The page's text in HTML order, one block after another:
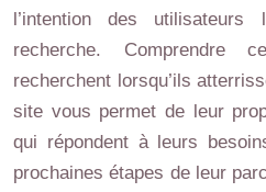
l’intention des utilisateurs
recherche. Comprendre
recherchent lorsqu’ils
site vous permet de leur
qui répondent à leurs
prochaines étapes de leur